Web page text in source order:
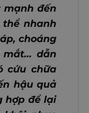
đến
nhanh
choáng
mắt… dẫn
cứu chữa
hậu quả
hợp để lại